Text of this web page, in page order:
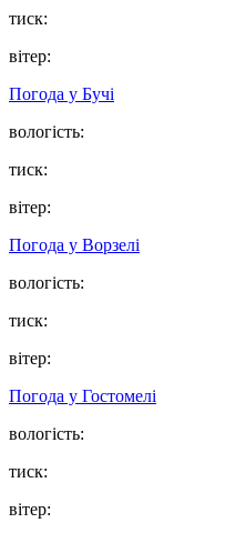
тиск:
вітер:
Погода у Бучі
вологість:
тиск:
вітер:
Погода у Ворзелі
вологість:
тиск:
вітер:
Погода у Гостомелі
вологість:
тиск:
вітер: